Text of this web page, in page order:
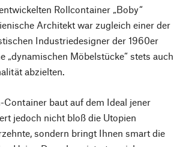
Rollcontainer „Boby“
Architekt war zugleich einer der
Industriedesigner der 1960er
„dynamischen Möbelstücke“ stets auch
abzielten.
Container baut auf dem Ideal jener
jedoch nicht bloß die Utopien
sondern bringt Ihnen smart die